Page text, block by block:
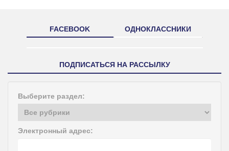
FACEBOOK ОДНОКЛАССНИКИ
ПОДПИСАТЬСЯ НА РАССЫЛКУ
Выберите раздел:
Электронный адрес: